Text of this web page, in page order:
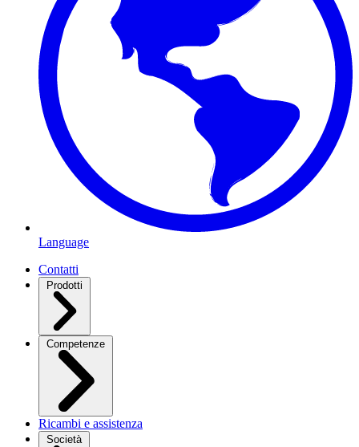
Language
Contatti
Prodotti
Competenze
Ricambi e assistenza
Società